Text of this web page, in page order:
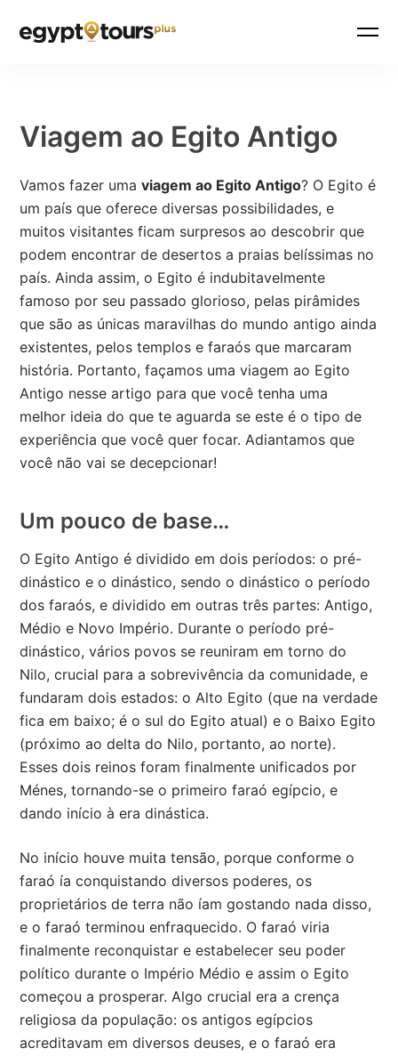
Viagem ao Egito Antigo
Vamos fazer umaviagem ao Egito Antigo? O Egito é
um país que oferece diversas possibilidades, e
muitos visitantes ficam surpresos ao descobrir que
podem encontrar de desertos a praias belíssimas no
país. Ainda assim, o Egito é indubitavelmente
famoso por seu passado glorioso, pelas pirâmides
que são as únicas maravilhas do mundo antigo ainda
existentes, pelos templos e faraós que marcaram
história. Portanto, façamos uma viagem ao Egito
Antigo nesse artigo para que você tenha uma
melhor ideia do que te aguarda se este é o tipo de
experiência que você quer focar. Adiantamos que
você não vai se decepcionar!
Um pouco de base…
O Egito Antigo é dividido em dois períodos: o pré-
dinástico e o dinástico, sendo o dinástico o período
dos faraós, e dividido em outras três partes: Antigo,
Médio e Novo Império. Durante o período pré-
dinástico, vários povos se reuniram em torno do
Nilo, crucial para a sobrevivência da comunidade, e
fundaram dois estados: o Alto Egito (que na verdade
fica em baixo; é o sul do Egito atual) e o Baixo Egito
(próximo ao delta do Nilo, portanto, ao norte).
Esses dois reinos foram finalmente unificados por
Ménes, tornando-se o primeiro faraó egípcio, e
dando início à era dinástica.
No início houve muita tensão, porque conforme o
faraó ía conquistando diversos poderes, os
proprietários de terra não íam gostando nada disso,
e o faraó terminou enfraquecido. O faraó viria
finalmente reconquistar e estabelecer seu poder
político durante o Império Médio e assim o Egito
começou a prosperar. Algo crucial era a crença
religiosa da população: os antigos egípcios
acreditavam em diversos deuses, e o faraó era